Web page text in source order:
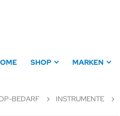
SHOP MARKEN
BEDARF INSTRUMENTE